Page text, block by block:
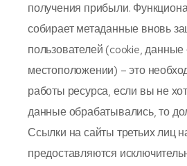
получения прибыли.
собирает метаданные вновь
пользователей (cookie,
местоположении) – это
работы ресурса, если вы не
данные обрабатывались, то
Ссылки на сайты третьих лиц
предоставляются